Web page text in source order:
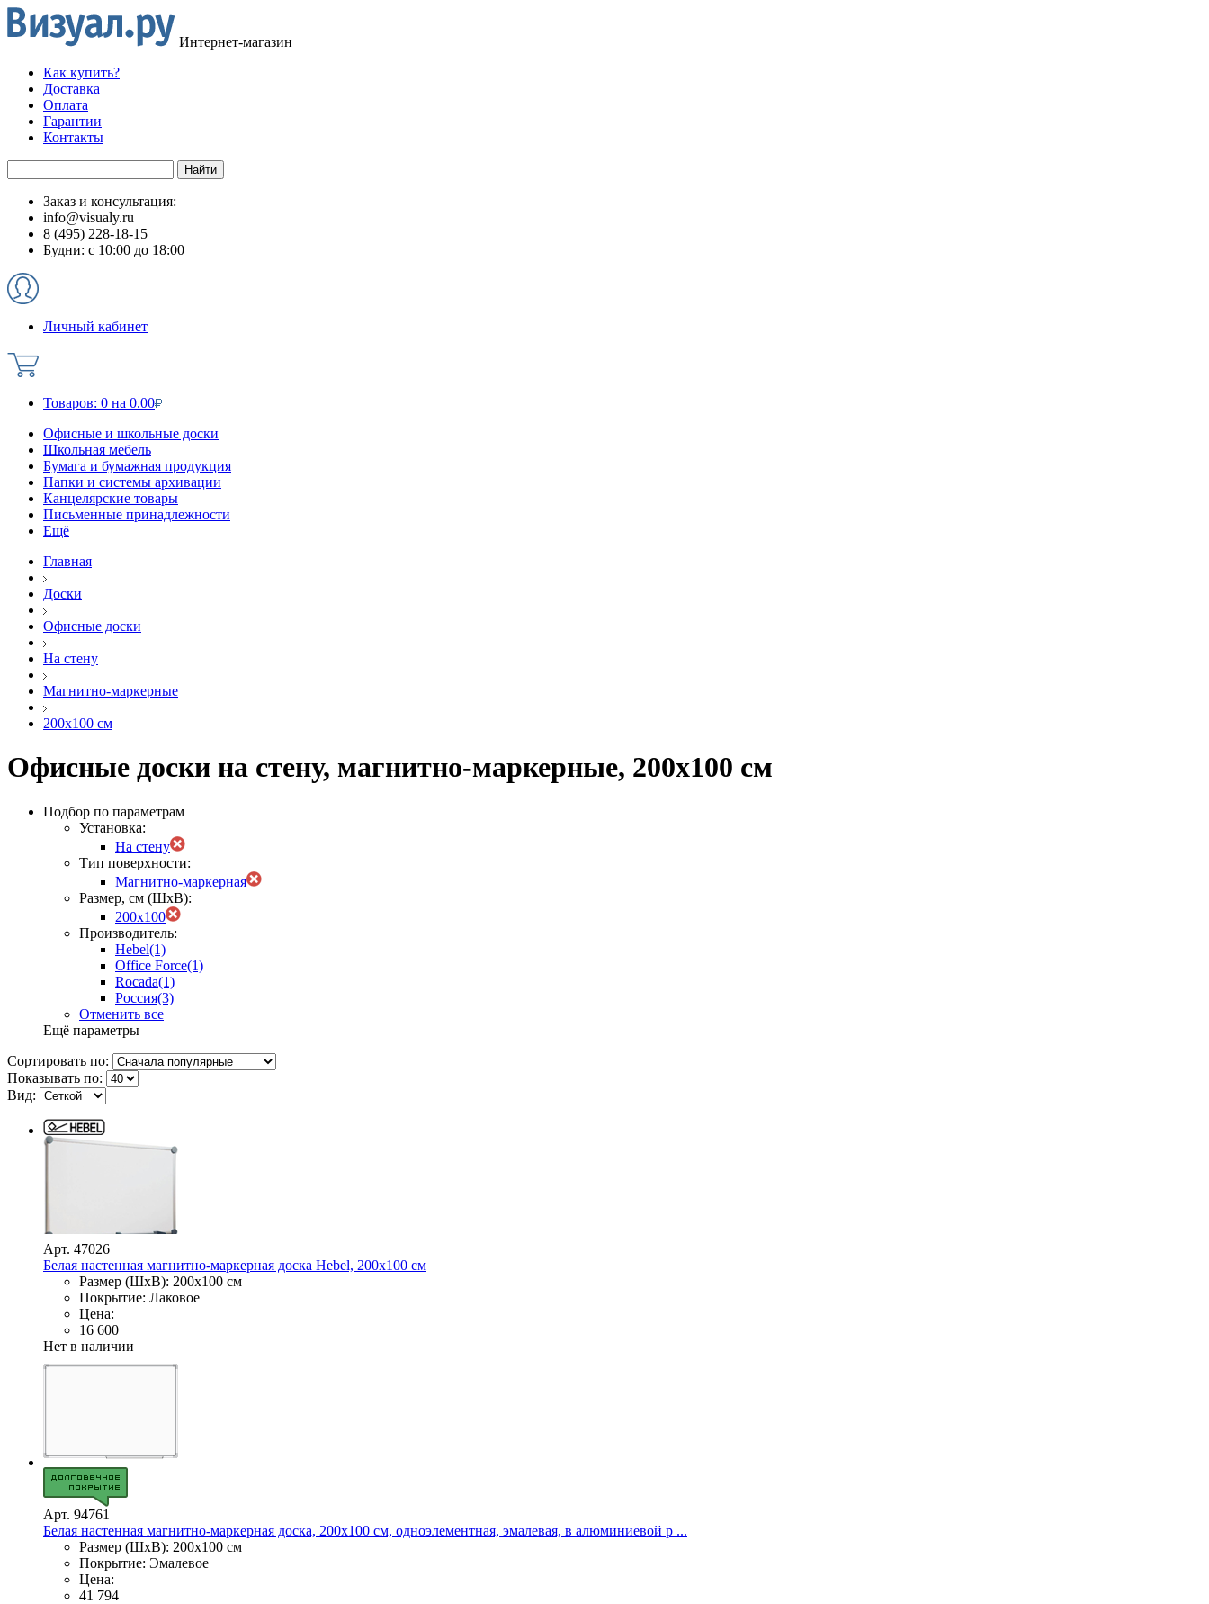
Интернет-магазин
Как купить?
Доставка
Оплата
Гарантии
Контакты
Заказ и консультация:
info@visualy.ru
8 (495) 228-18-15
Будни: с 10:00 до 18:00
Личный кабинет
Товаров: 0 на 0.00
Офисные и школьные доски
Школьная мебель
Бумага и бумажная продукция
Папки и системы архивации
Канцелярские товары
Письменные принадлежности
Ещё
Главная
Доски
Офисные доски
На стену
Магнитно-маркерные
200х100 см
Офисные доски на стену, магнитно-маркерные, 200х100 см
Подбор по параметрам
Установка:
На стену
Тип поверхности:
Магнитно-маркерная
Размер, см (ШхВ):
200х100
Производитель:
Hebel(1)
Office Force(1)
Rocada(1)
Россия(3)
Отменить все
Ещё параметры
Сортировать по:
Показывать по:
Вид:
Арт. 47026
Белая настенная магнитно-маркерная доска Hebel, 200х100 см
Размер (ШхВ): 200х100 см
Покрытие: Лаковое
Цена:
16 600
Нет в наличии
Арт. 94761
Белая настенная магнитно-маркерная доска, 200х100 см, одноэлементная, эмалевая, в алюминиевой р ...
Размер (ШхВ): 200х100 см
Покрытие: Эмалевое
Цена:
41 794